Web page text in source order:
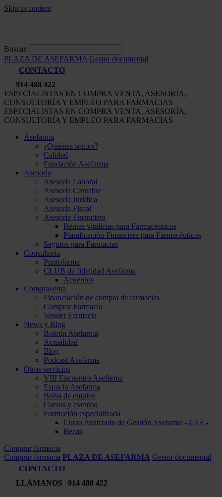
Skip to content
Buscar:
PLAZA DE ASEFARMA Gestor documental
CONTACTO
914 488 422
ESPECIALISTAS EN COMPRA VENTA, ASESORÍA,
CONSULTORÍA Y EMPLEO PARA FARMACIAS
ESPECIALISTAS EN COMPRA VENTA, ASESORÍA,
CONSULTORÍA Y EMPLEO PARA FARMACIAS
Asefarma
¿Quiénes somos?
Calidad
Fundación Asefarma
Asesoría
Asesoría Laboral
Asesoría Contable
Asesoría Jurídica
Asesoría Fiscal
Asesoría Financiera
Rentas vitalicias para Farmacéuticos
Planificación Financiera para Farmacéuticos
Seguros para Farmacias
Consultoría
Puntofarma
CLUB de fidelidad Asefarma
Acuerdos
Compraventa
Financiación de compra de farmacias
Comprar Farmacia
Vender Farmacia
News y Blog
Boletín Asefarma
Actualidad
Blog
Podcast Asefarma
Otros servicios
VIII Encuentro Asefarma
Espacio Asefarma
Bolsa de empleo
Cursos y eventos
Formación especializada
Curso Avanzado de Gestión Asefarma - CEF.-
Becas
Comprar farmacia
Comprar farmacia PLAZA DE ASEFARMA Gestor documental
CONTACTO
LLÁMANOS | 914 488 422